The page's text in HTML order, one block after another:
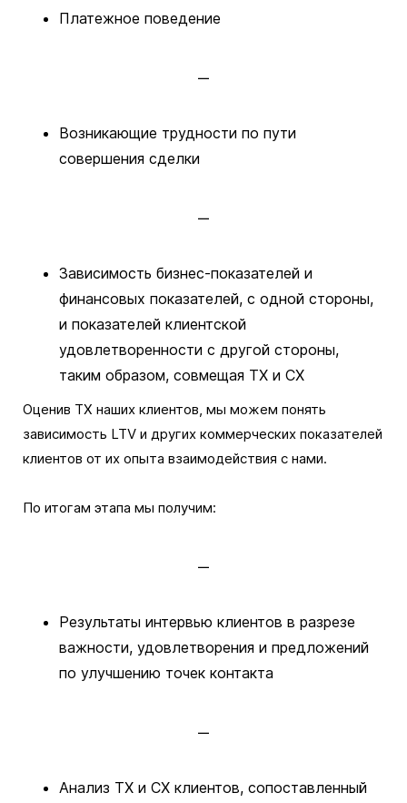
Платежное поведение
Возникающие трудности по пути
совершения сделки
Зависимость бизнес-показателей и
финансовых показателей, с одной стороны,
и показателей клиентской
удовлетворенности с другой стороны,
таким образом, совмещая TX и CX
Оценив TX наших клиентов, мы можем понять
зависимость LTV и других коммерческих показателей
клиентов от их опыта взаимодействия с нами.
По итогам этапа мы получим:
Результаты интервью клиентов в разрезе
важности, удовлетворения и предложений
по улучшению точек контакта
Анализ TX и CX клиентов, сопоставленный